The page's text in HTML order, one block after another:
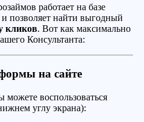
работает на базе
и позволяет найти выгодный
кликов. Вот как максимально
Консультанта:
на сайте
воспользоваться
углу экрана):